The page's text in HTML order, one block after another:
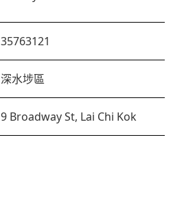
35763121
深水埗區
9 Broadway St, Lai Chi Kok